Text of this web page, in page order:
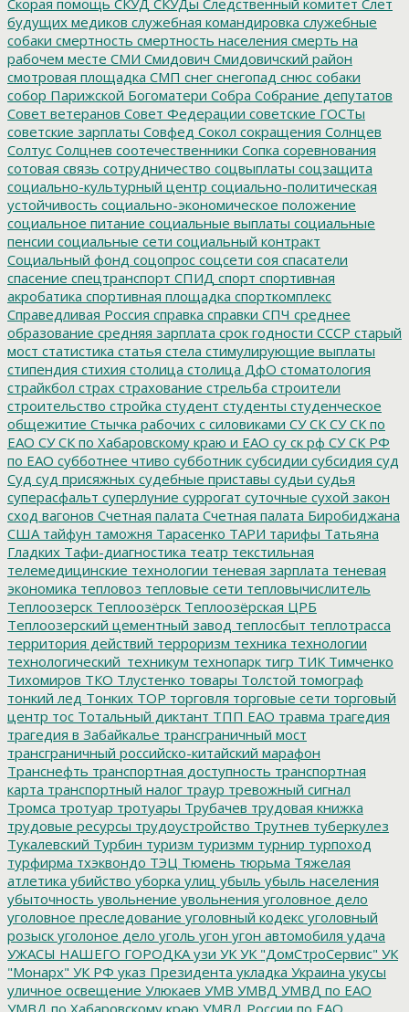
будущих медиков служебная командировка служебные
собаки смертность смертность населения смерть на
рабочем месте СМИ Смидович Смидовичский район
смотровая площадка СМП снег снегопад снюс собаки
собор Парижской Богоматери Собра Собрание депутатов
Совет ветеранов Совет Федерации советские ГОСТы
советские зарплаты Совфед Сокол сокращения Солнцев
Солтус Солцнев соотечественники Сопка соревнования
сотовая связь сотрудничество соцвыплаты соцзащита
социально-культурный центр социально-политическая
устойчивость социально-экономическое положение
социальное питание социальные выплаты социальные
пенсии социальные сети социальный контракт
Социальный фонд соцопрос соцсети соя спасатели
спасение спецтранспорт СПИД спорт спортивная
акробатика спортивная площадка спорткомплекс
Справедливая Россия справка справки СПЧ среднее
образование средняя зарплата срок годности СССР старый
мост статистика статья стела стимулирующие выплаты
стипендия стихия столица столица ДфО стоматология
страйкбол страх страхование стрельба строители
строительство стройка студент студенты студенческое
общежитие Стычка рабочих с силовиками СУ СК СУ СК по
ЕАО СУ СК по Хабаровскому краю и ЕАО су ск рф СУ СК РФ
по ЕАО субботнее чтиво субботник субсидии субсидия суд
Суд суд присяжных судебные приставы судьи судья
суперасфальт суперлуние суррогат суточные сухой закон
сход вагонов Счетная палата Счетная палата Биробиджана
США тайфун таможня Тарасенко ТАРИ тарифы Татьяна
Гладких Тафи-диагностика театр текстильная
телемедицинские технологии теневая зарплата теневая
экономика тепловоз тепловые сети тепловычислитель
Теплоозерск Теплоозёрск Теплоозёрская ЦРБ
Теплоозерский цементный завод теплосбыт теплотрасса
территория действий терроризм техника технологии
технологический_техникум технопарк тигр ТИК Тимченко
Тихомиров ТКО Тлустенко товары Толстой томограф
тонкий лед Тонких ТОР торговля торговые сети торговый
центр тос Тотальный диктант ТПП ЕАО травма трагедия
трагедия в Забайкалье трансграничный мост
трансграничный российско-китайский марафон
Транснефть транспортная доступность транспортная
карта транспортный налог траур тревожный сигнал
Тромса тротуар тротуары Трубачев трудовая книжка
трудовые ресурсы трудоустройство Трутнев туберкулез
Тукалевский Турбин туризм туризмм турнир турпоход
турфирма тхэквондо ТЭЦ Тюмень тюрьма Тяжелая
атлетика убийство уборка улиц убыль убыль населения
убыточность увольнение увольнения уголовное дело
уголовное преследование уголовный кодекс уголовный
розыск уголоное дело уголь угон угон автомобиля удача
УЖАСЫ НАШЕГО ГОРОДКА узи УК УК "ДомСтроСервис" УК
"Монарх" УК РФ указ Президента укладка Украина укусы
уличное освещение Улюкаев УМВ УМВД УМВД по ЕАО
УМВД по Хабаровскому краю УМВД России по ЕАО